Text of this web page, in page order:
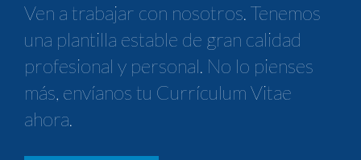
Ven a trabajar con nosotros. Tenemos
una plantilla estable de gran calidad
profesional y personal. No lo pienses
más, envíanos tu Currículum Vitae
ahora.